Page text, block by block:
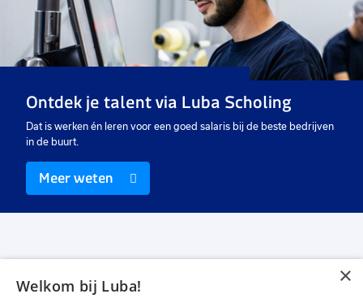
favorieten
favorieten
Logistiek medewerker
40 uur
€ 2610- € 3000
Magazijn medewerker hef-
en reachtruck (allrounder)
40 uur
Uitzicht op vast
€ 15,52 -€ 16,67
Ontdek je talent via Luba Scholing
Dat is werken én leren voor een goed salaris bij de beste bedrijven
in de buurt.
Meer weten
×
Welkom bij Luba!